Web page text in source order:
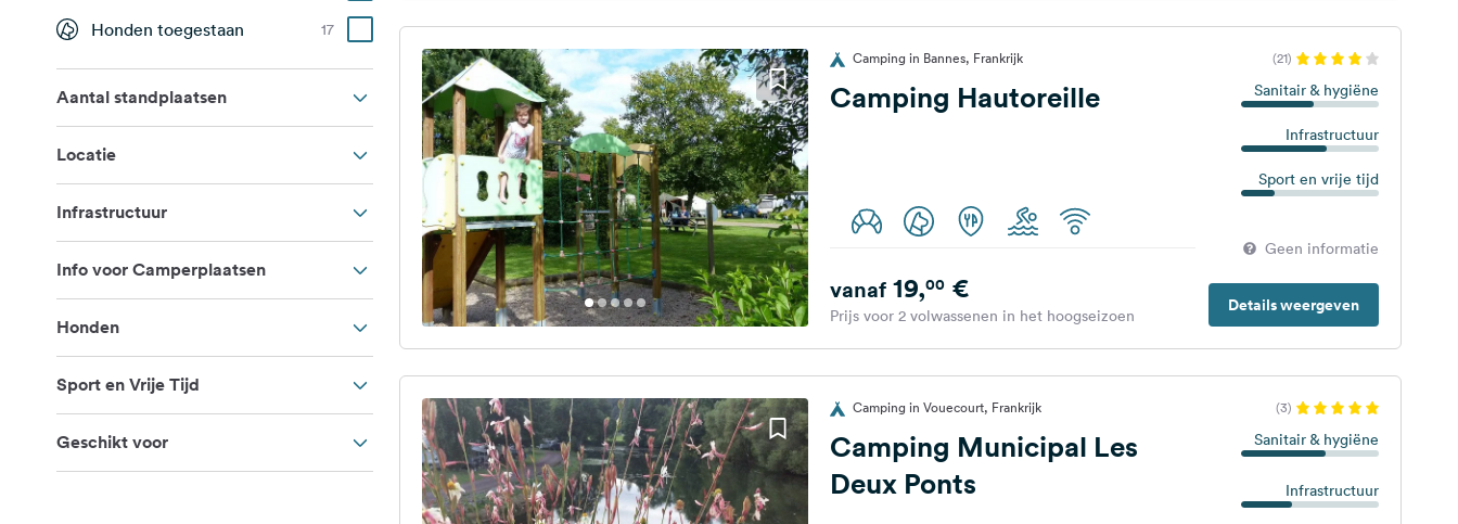
Honden toegestaan 17
Aantal standplaatsen
Locatie
Infrastructuur
Info voor Camperplaatsen
Honden
Sport en Vrije Tijd
Geschikt voor
Camping in Bannes, Frankrijk (21)
Camping Hautoreille Sanitair & hygiëne
Infrastructuur
Sport en vrije tijd
Geen informatie
Details weergeven
vanaf19,00€
Prijs voor 2 volwassenen in het hoogseizoen
Camping in Vouecourt, Frankrijk (3)
Camping Municipal Les
Deux Ponts
Sanitair & hygiëne
Infrastructuur